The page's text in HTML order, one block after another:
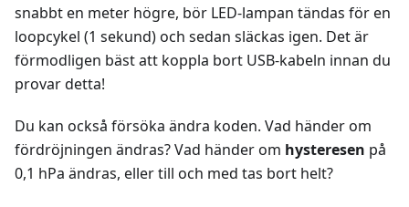
snabbt en meter högre, bör LED-lampan tändas för en
loopcykel (1 sekund) och sedan släckas igen. Det är
förmodligen bäst att koppla bort USB-kabeln innan du
provar detta!
Du kan också försöka ändra koden. Vad händer om
fördröjningen ändras? Vad händer om hysteresen på
0,1 hPa ändras, eller till och med tas bort helt?